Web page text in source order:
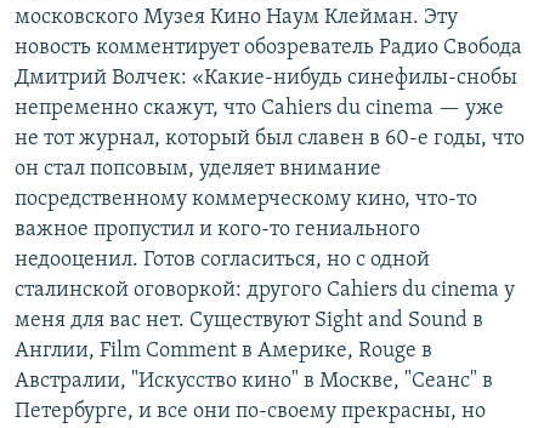
Все сайты РСЕ/РС
московского Музея Кино Наум Клейман. Эту
новость комментирует обозреватель Радио Свобода
Дмитрий Волчек: «Какие-нибудь синефилы-снобы
непременно скажут, что Cahiers du cinema — уже
не тот журнал, который был славен в 60-е годы, что
он стал попсовым, уделяет внимание
посредственному коммерческому кино, что-то
важное пропустил и кого-то гениального
недооценил. Готов согласиться, но с одной
сталинской оговоркой: другого Cahiers du cinema у
меня для вас нет. Существуют Sight and Sound в
Англии, Film Comment в Америке, Rouge в
Австралии, "Искусство кино" в Москве, "Сеанс" в
Петербурге, и все они по-своему прекрасны, но